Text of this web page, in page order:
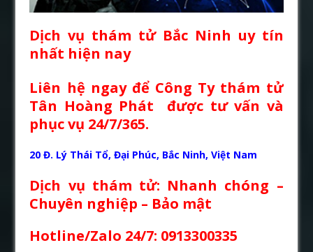
Dịch vụ thám tử Bắc Ninh uy tín
nhất hiện nay
Liên hệ ngay để Công Ty thám tử
Tân Hoàng Phát được tư vấn và
phục vụ 24/7/365.
20 Đ. Lý Thái Tổ, Đại Phúc, Bắc Ninh, Việt Nam
Dịch vụ thám tử: Nhanh chóng –
Chuyên nghiệp – Bảo mật
Hotline/Zalo 24/7: 0913300335